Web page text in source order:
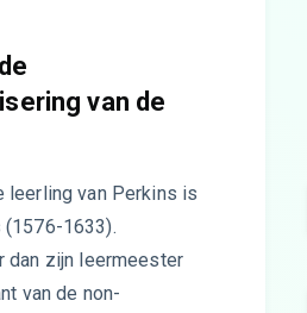
van de
leerling van Perkins is
1633).
dan zijn leermeester
van de non-